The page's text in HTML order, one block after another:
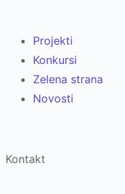
Projekti
Konkursi
Zelena strana
Novosti
Kontakt